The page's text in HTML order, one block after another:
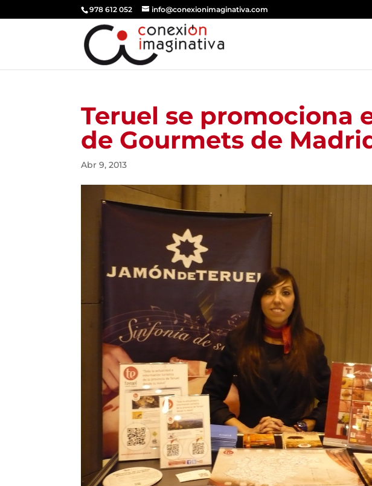
978 612 052 info@conexionimaginativa.com
Teruel se promociona
de Gourmets de
Abr 9, 2013